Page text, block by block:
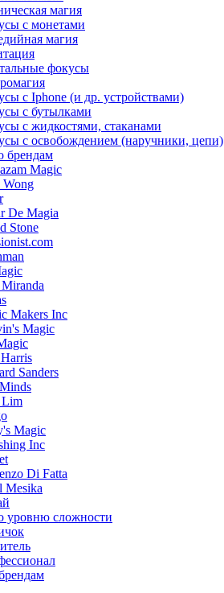
магия
с монетами
магия
фокусы
с Iphone (и др. устройствами)
с бутылками
с жидкостями, стаканами
с освобождением (наручники, цепи)
брендам
Magic
Wong
De Magia
Stone
Miranda
Makers Inc
Magic
Sanders
Lim
Magic
Inc
Di Fatta
Mesika
уровню сложности